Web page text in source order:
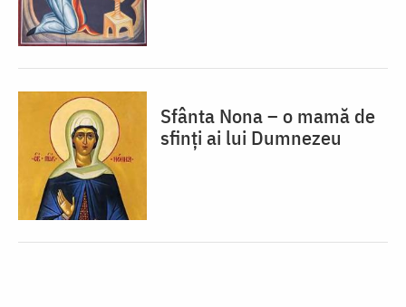
Sfânta Nona – o mamă de
sfinți ai lui Dumnezeu